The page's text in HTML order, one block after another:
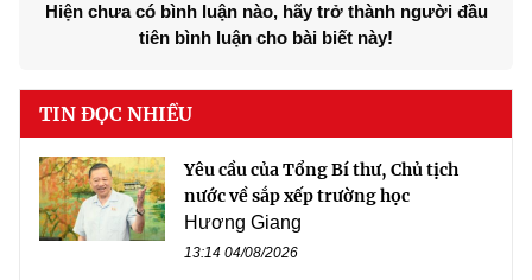
Hiện chưa có bình luận nào, hãy trở thành người đầu
tiên bình luận cho bài biết này!
TIN ĐỌC NHIỀU
Yêu cầu của Tổng Bí thư, Chủ tịch
nước về sắp xếp trường học
Hương Giang
13:14 04/08/2026